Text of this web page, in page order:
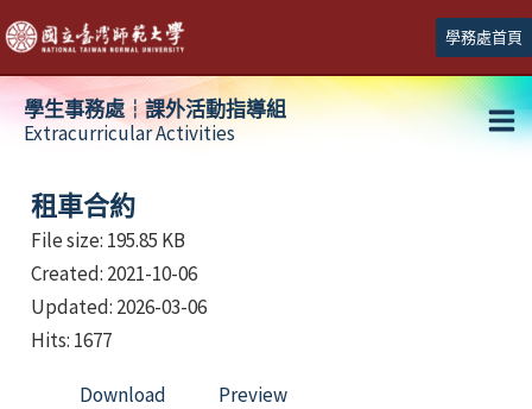
跳
至
主
學務處首頁
學生事務處┆課外活動指導組
Extracurricular Activities
租車合約
File size: 195.85 KB
Created: 2021-10-06
Updated: 2026-03-06
Hits: 1677
Download Preview